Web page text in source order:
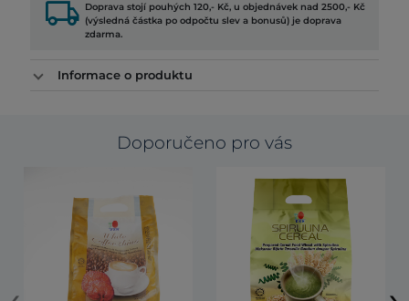
local_shipping Doprava stojí pouhých 120,- Kč, u objednávek nad 2500,- Kč
(výsledná částka po odpočtu slev a bonusů) je doprava
zdarma.
Informace o produktu
Doporučeno pro vás